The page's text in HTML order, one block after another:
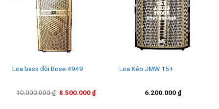
Loa bass đôi Bose 4949
10.000.000₫ Giá
8.500.000 ₫Giá
Add to
wishlist
Loa Kéo JMW 15+
6.200.000 ₫